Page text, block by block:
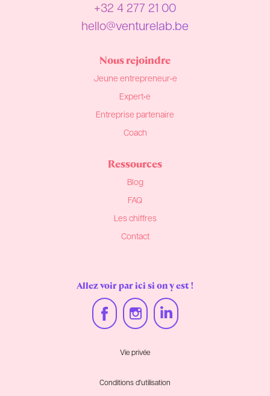
Nous rejoindre
Jeune entrepreneur•e
Expert•e
Entreprise partenaire
Coach
Ressources
Blog
FAQ
Les chiffres
Contact
+32 4 277 21 00
hello@venturelab.be
Allez voir par ici si on y est !
Vie privée
Conditions d'utilisation